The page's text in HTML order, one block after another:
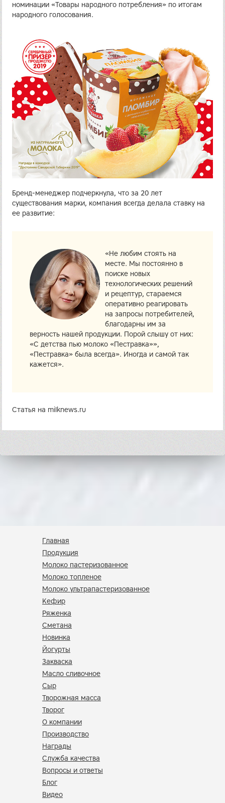
номинации «Товары народного потребления» по итогам
народного голосования.
Бренд-менеджер подчеркнула, что за 20 лет
существования марки, компания всегда делала ставку на
ее развитие:
«Не любим стоять на
месте. Мы постоянно в
поиске новых
технологических решений
и рецептур, стараемся
оперативно реагировать
на запросы потребителей,
благодарны им за
верность нашей продукции. Порой слышу от них:
«С детства пью молоко «Пестравка»»,
«Пестравка» была всегда». Иногда и самой так
кажется».
Статья на milknews.ru
Главная
Продукция
Молоко пастеризованное
Молоко топленое
Молоко ультрапастеризованное
Кефир
Ряженка
Сметана
Новинка
Йогурты
Закваска
Масло сливочное
Сыр
Творожная масса
Творог
О компании
Производство
Награды
Служба качества
Вопросы и ответы
Блог
Видео